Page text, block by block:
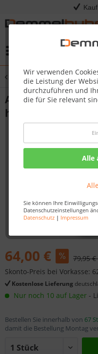
Wir verwenden
die Leistung der
durchzuführen und
die für Sie relevant
Alle
Sie können Ihre
Datenschutzeinstellungen
Datenschutz| Impressum
Übersicht
Abdeckhaube
hochgeklappt
64,00 € 79,95 €
Skonto-Preis bei Vorkasse:
Kostenlose Lieferung
Nur noch 10 auf Lager -
Bestellen Sie innerhalb von 67
damit die Bestellung Montag